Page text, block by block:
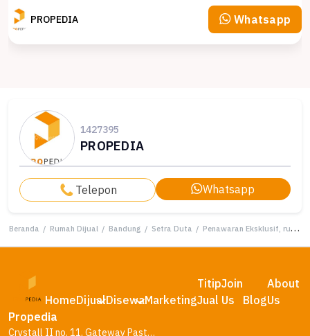
PROPEDIA Whatsapp
1427395
PROPEDIA
Telepon Whatsapp
Beranda / Rumah Dijual / Bandung / Setra Duta / Penawaran Eksklusif, rumah Prestisius di Setra Duta, Bandung, LB 209m²
HomeDijualDisewaMarketing
Titip
Jual
Join
Us
Blog
About
Us
Propedia
Crystall II no. 11, Gateway Pasteur Residence, Bandung – Jawa Barat